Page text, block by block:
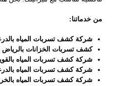
من خدماتنا:
شركة كشف تسربات المياه
كشف تسربات الخزانات بالرياض
شركة كشف تسربات المياه
شركة كشف تسربات المياه
شركة كشف تسربات المياه